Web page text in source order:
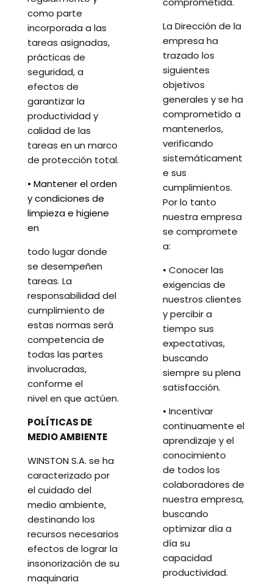
como parte
incorporada a las
tareas asignadas,
prácticas de
seguridad, a
efectos de
garantizar la
productividad y
calidad de las
tareas en un marco
de protección total.
• Mantener el orden
y condiciones de
limpieza e higiene
en
todo lugar donde
se desempeñen
tareas. La
responsabilidad del
cumplimiento de
estas normas será
competencia de
todas las partes
involucradas,
conforme el
nivel en que actúen.
POLÍTICAS DE
MEDIO AMBIENTE
WINSTON S.A. se ha
caracterizado por
el cuidado del
medio ambiente,
destinando los
recursos necesarios
efectos de lograr la
insonorización de su
maquinaria
La Dirección de la
empresa ha
trazado los
siguientes
objetivos
generales y se ha
comprometido a
mantenerlos,
verificando
sistemáticament
e sus
cumplimientos.
Por lo tanto
nuestra empresa
se compromete
a:
• Conocer las
exigencias de
nuestros clientes
y percibir a
tiempo sus
expectativas,
buscando
siempre su plena
satisfacción.
• Incentivar
continuamente el
aprendizaje y el
conocimiento
de todos los
colaboradores de
nuestra empresa,
buscando
optimizar día a
día su
capacidad
productividad.